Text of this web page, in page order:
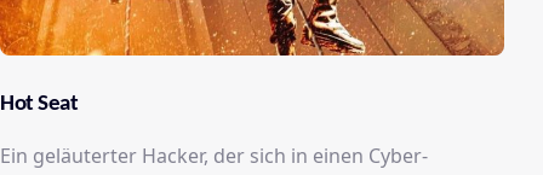
Hot Seat
Ein geläuterter Hacker, der sich in einen Cyber-